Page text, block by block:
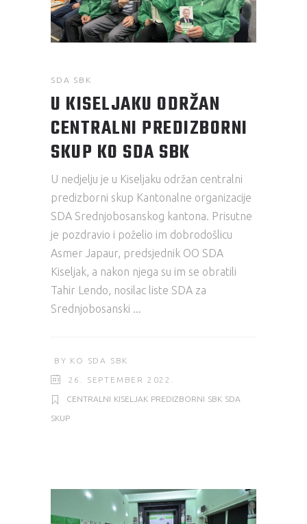
SDA SBK
U KISELJAKU ODRŽAN
CENTRALNI PREDIZBORNI
SKUP KO SDA SBK
U nedjelju je u Kiseljaku održan centralni
predizborni skup Kantonalne organizacije
SDA Srednjobosanskog kantona. Prisutne
je pozdravio i poželio im dobrodošlicu
Asmer Japaur, predsjednik OO SDA
Kiseljak, a nakon njega su im se obratili
Tahir Lendo, nosilac liste SDA za
Srednjobosanski
BY KO SDA SBK
26. SEPTEMBER 2022.
CENTRALNI KISELJAK PREDIZBORNI SBK SDA
SKUP